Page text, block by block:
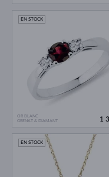
OR BLANC
GRENAT & DIAMANT
EN STOCK
1
EN STOCK